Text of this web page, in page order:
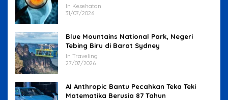
In Kesehatan
31/07/2026
Blue Mountains National Park, Negeri
Tebing Biru di Barat Sydney
In Traveling
27/07/2026
AI Anthropic Bantu Pecahkan Teka Teki
Matematika Berusia 87 Tahun